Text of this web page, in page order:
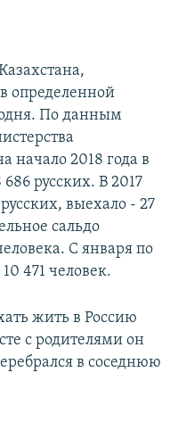
определенной
По данным
начало 2018 года в
русских. В 2017
выехало - 27
сальдо
С января по
471 человек.
жить в Россию
с родителями он
в соседнюю